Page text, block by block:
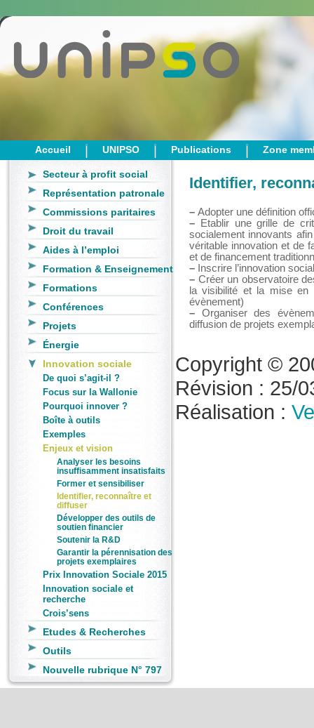
Accueil UNIPSO Publications Zone
Secteur à profit social
Représentation patronale
Commissions paritaires
Droit du travail
Aides à l’emploi
Formation & Enseignement
Formations
Conférences
Projets
Énergie
Innovation sociale
De quoi s’agit-il ?
Focus sur la Wallonie
Pourquoi innover ?
Boîte à outils
Exemples
Enjeux et vision
Analyser les besoins
insuffisamment insatisfaits
Former et sensibiliser
Identifier, reconnaître et
diffuser
Développer des outils de
soutien financier
Soutenir la R&D
Garantir la pérennisation des
projets exemplaires
Prix Innovation Sociale 2015
Innovation sociale et
recherche
Crois’sens
Etudes & Recherches
Outils
Nouvelle rubrique N° 797
Identifier,
– Adopter une définition
– Etablir une grille de
socialement innovants
véritable innovation et de
et de financement
– Inscrire l’innovation
– Créer un observatoire
la visibilité et la mise en
évènement)
– Organiser des
diffusion de projets
Copyright ©
Révision : 25/
Réalisation :